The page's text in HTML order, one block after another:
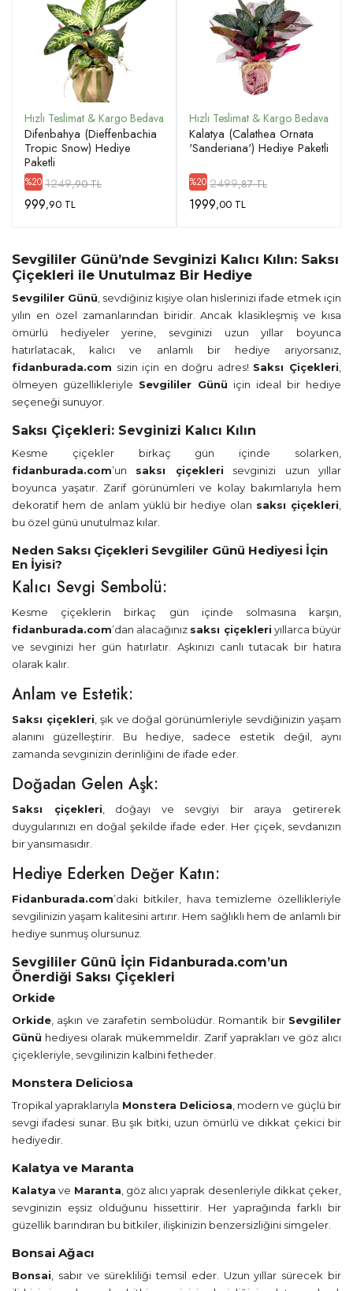
Difenbahya (Dieffenbachia
Tropic Snow) Hediye
Paketli
%20 1249,90 TL
999,90 TL
Kalatya (Calathea Ornata
'Sanderiana') Hediye Paketli
%20 2499,87 TL
1999,00 TL
Sevgililer Günü’nde Sevginizi Kalıcı Kılın: Saksı
Çiçekleri ile Unutulmaz Bir Hediye
Sevgililer Günü , sevdiğiniz kişiye olan hislerinizi ifade etmek için
yılın en özel zamanlarından biridir. Ancak klasikleşmiş ve kısa
ömürlü hediyeler yerine, sevginizi uzun yıllar boyunca
hatırlatacak, kalıcı ve anlamlı bir hediye arıyorsanız,
fidanburada.com sizin için en doğru adres! Saksı Çiçekleri
ölmeyen güzellikleriyle Sevgililer Günü için ideal bir hediye
seçeneği sunuyor.
Saksı Çiçekleri: Sevginizi Kalıcı Kılın
Kesme çiçekler birkaç gün içinde solarken,
fidanburada.com’un saksı çiçekleri sevginizi uzun yıllar
boyunca yaşatır. Zarif görünümleri ve kolay bakımlarıyla hem
dekoratif hem de anlam yüklü bir hediye olan saksı çiçekleri
bu özel günü unutulmaz kılar.
Neden Saksı Çiçekleri Sevgililer Günü Hediyesi İçin
En İyisi?
Kalıcı Sevgi Sembolü:
Kesme çiçeklerin birkaç gün içinde solmasına karşın,
fidanburada.com’dan alacağınız saksı çiçekleri yıllarca büyür
ve sevginizi her gün hatırlatır. Aşkınızı canlı tutacak bir hatıra
olarak kalır.
Anlam ve Estetik:
Saksı çiçekleri , şık ve doğal görünümleriyle sevdiğinizin yaşam
alanını güzelleştirir. Bu hediye, sadece estetik değil, aynı
zamanda sevginizin derinliğini de ifade eder.
Doğadan Gelen Aşk:
Saksı çiçekleri , doğayı ve sevgiyi bir araya getirerek
duygularınızı en doğal şekilde ifade eder. Her çiçek, sevdanızın
bir yansımasıdır.
Hediye Ederken Değer Katın:
Fidanburada.com’daki bitkiler, hava temizleme özellikleriyle
sevgilinizin yaşam kalitesini artırır. Hem sağlıklı hem de anlamlı bir
hediye sunmuş olursunuz.
Sevgililer Günü İçin Fidanburada.com’un
Önerdiği Saksı Çiçekleri
Orkide
Orkide , aşkın ve zarafetin sembolüdür. Romantik bir Sevgililer
Günü hediyesi olarak mükemmeldir. Zarif yaprakları ve göz alıcı
çiçekleriyle, sevgilinizin kalbini fetheder.
Monstera Deliciosa
Tropikal yapraklarıyla Monstera Deliciosa , modern ve güçlü bir
sevgi ifadesi sunar. Bu şık bitki, uzun ömürlü ve dikkat çekici bir
hediyedir.
Kalatya ve Maranta
Kalatya ve Maranta , göz alıcı yaprak desenleriyle dikkat çeker,
sevginizin eşsiz olduğunu hissettirir. Her yaprağında farklı bir
güzellik barındıran bu bitkiler, ilişkinizin benzersizliğini simgeler.
Bonsai Ağacı
Bonsai , sabır ve sürekliliği temsil eder. Uzun yıllar sürecek bir